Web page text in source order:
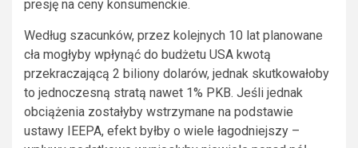
presję na ceny konsumenckie.
Według szacunków, przez kolejnych 10 lat planowane
cła mogłyby wpłynąć do budżetu USA kwotą
przekraczającą 2 biliony dolarów, jednak skutkowałoby
to jednoczesną stratą nawet 1% PKB. Jeśli jednak
obciążenia zostałyby wstrzymane na podstawie
ustawy IEEPA, efekt byłby o wiele łagodniejszy –